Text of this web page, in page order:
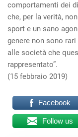
comportamenti dei
che, per la verità,
sport e un sano
genere non sono
alle società che
rappresentato”.
(15 febbraio 2019)
Facebook
Follow us